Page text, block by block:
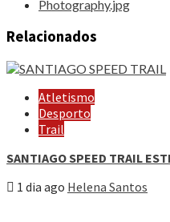
Relacionados
Atletismo
Desporto
Trail
SANTIAGO SPEED TRAIL
1 dia ago Helena Santos